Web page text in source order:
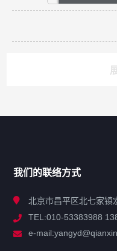
解决方案
我们的联络方式
北京市昌平区北七家镇
TEL:010-53383988
e-